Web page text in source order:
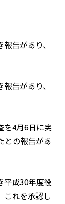
告があり、
告があり、
を4月6日に実
との報告があ
平成30年度役
これを承認し